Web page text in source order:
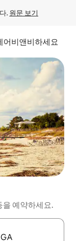
. 원문 보기
어비앤비하세요
을 예약하세요.
나 터치 또는 스와이